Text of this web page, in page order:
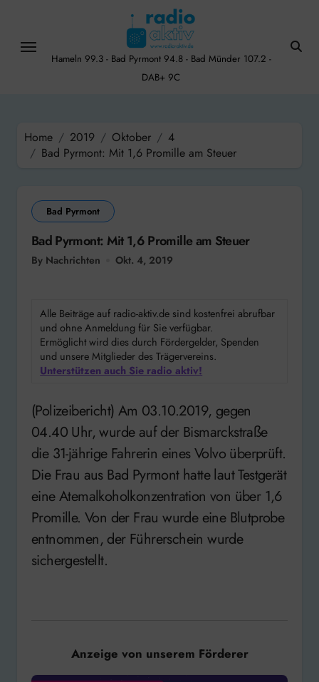
content
Hameln 99.3 - Bad Pyrmont 94.8 - Bad Münder 107.2 -
DAB+ 9C
Home 2019 Oktober
4
Bad Pyrmont: Mit 1,6 Promille am Steuer
Bad Pyrmont
Bad Pyrmont: Mit 1,6 Promille am Steuer
By Nachrichten Okt. 4, 2019
Alle Beiträge auf radio-aktiv.de sind kostenfrei abrufbar
und ohne Anmeldung für Sie verfügbar.
Ermöglicht wird dies durch Fördergelder, Spenden
und unsere Mitglieder des Trägervereins.
Unterstützen auch Sie radio aktiv!
(Polizeibericht) Am 03.10.2019, gegen
04.40 Uhr, wurde auf der Bismarckstraße
die 31-jährige Fahrerin eines Volvo überprüft.
Die Frau aus Bad Pyrmont hatte laut Testgerät
eine Atemalkoholkonzentration von über 1,6
Promille. Von der Frau wurde eine Blutprobe
entnommen, der Führerschein wurde
sichergestellt.
Anzeige von unserem Förderer